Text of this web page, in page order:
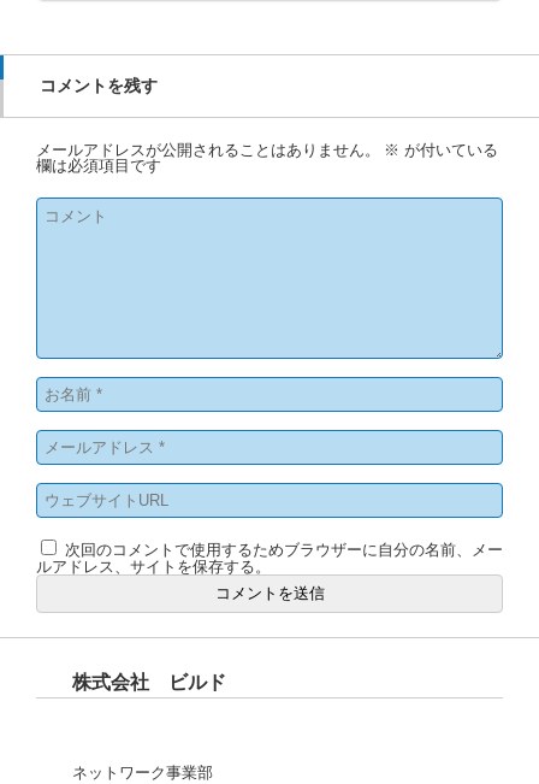
コメントを残す
メールアドレスが公開されることはありません。 ※ が付いている
欄は必須項目です
次回のコメントで使用するためブラウザーに自分の名前、メー
ルアドレス、サイトを保存する。
株式会社 ビルド
ネットワーク事業部